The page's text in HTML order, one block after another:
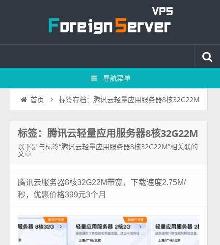
导航菜单
首页 标签存档：腾讯云轻量应用服务器8核32G22M
标签：腾讯云轻量应用服务器8核32G22M
以下是与标签“腾讯云轻量应用服务器8核32G22M”相关联的
文章
腾讯云服务器8核32G22M带宽，下载速度2.75M/
秒，优惠价格399元3个月